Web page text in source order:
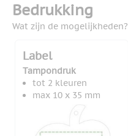
Bedrukking
Wat zijn de mogelijkheden?
Label
Tampondruk
tot 2 kleuren
max 10 x 35 mm